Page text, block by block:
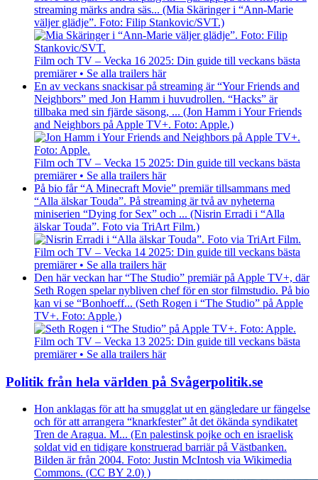
streaming märks andra säs... (Mia Skäringer i “Ann-Marie
väljer glädje”. Foto: Filip Stankovic/SVT.)
Film och TV – Vecka 16 2025: Din guide till veckans bästa
premiärer • Se alla trailers här
En av veckans snackisar på streaming är “Your Friends and
Neighbors” med Jon Hamm i huvudrollen. “Hacks” är
tillbaka med sin fjärde säsong, ... (Jon Hamm i Your Friends
and Neighbors på Apple TV+. Foto: Apple.)
Film och TV – Vecka 15 2025: Din guide till veckans bästa
premiärer • Se alla trailers här
På bio får “A Minecraft Movie” premiär tillsammans med
“Alla älskar Touda”. På streaming är två av nyheterna
miniserien “Dying for Sex” och ... (Nisrin Erradi i “Alla
älskar Touda”. Foto via TriArt Film.)
Film och TV – Vecka 14 2025: Din guide till veckans bästa
premiärer • Se alla trailers här
Den här veckan har “The Studio” premiär på Apple TV+, där
Seth Rogen spelar nybliven chef för en stor filmstudio. På bio
kan vi se “Bonhoeff... (Seth Rogen i “The Studio” på Apple
TV+. Foto: Apple.)
Film och TV – Vecka 13 2025: Din guide till veckans bästa
premiärer • Se alla trailers här
Politik från hela världen på Svågerpolitik.se
Hon anklagas för att ha smugglat ut en gängledare ur fängelse
och för att arrangera “knarkfester” åt det ökända syndikatet
Tren de Aragua. M... (En palestinsk pojke och en israelisk
soldat vid en tidigare konstruerad barriär på Västbanken.
Bilden är från 2004. Foto: Justin McIntosh via Wikimedia
Commons. (CC BY 2.0) )